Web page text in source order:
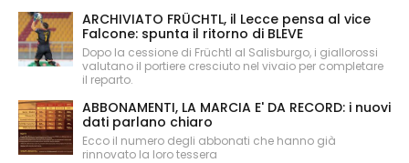
ARCHIVIATO FRÜCHTL, il Lecce pensa al vice
Falcone: spunta il ritorno di BLEVE
Dopo la cessione di Früchtl al Salisburgo, i giallorossi
valutano il portiere cresciuto nel vivaio per completare
il reparto.
ABBONAMENTI, LA MARCIA E' DA RECORD: i nuovi
dati parlano chiaro
Ecco il numero degli abbonati che hanno già
rinnovato la loro tessera